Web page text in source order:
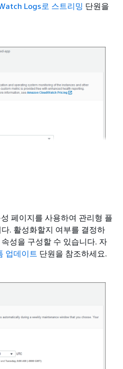
Logs로 스트리밍 단원을
페이지를 사용하여 관리형 플
. 활성화할지 여부를 결정하
성을 구성할 수 있습니다. 자
업데이트 단원을 참조하세요.